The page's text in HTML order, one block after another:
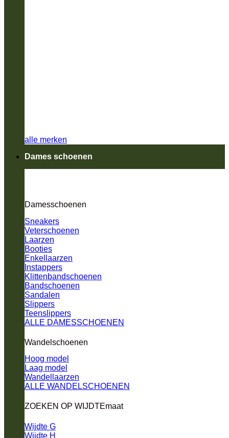
alle merken
Dames schoenen
Damesschoenen
Sneakers
Veterschoenen
Laarzen
Booties
Enkellaarzen
Instappers
Klittenbandschoenen
Bandschoenen
Sandalen
Slippers
Teenslippers
ALLE DAMESSCHOENEN
Wandelschoenen
Hoog model
Laag model
Wandellaarzen
ALLE WANDELSCHOENEN
ZOEKEN OP WIJDTEmaat
Wijdte G
Wijdte H